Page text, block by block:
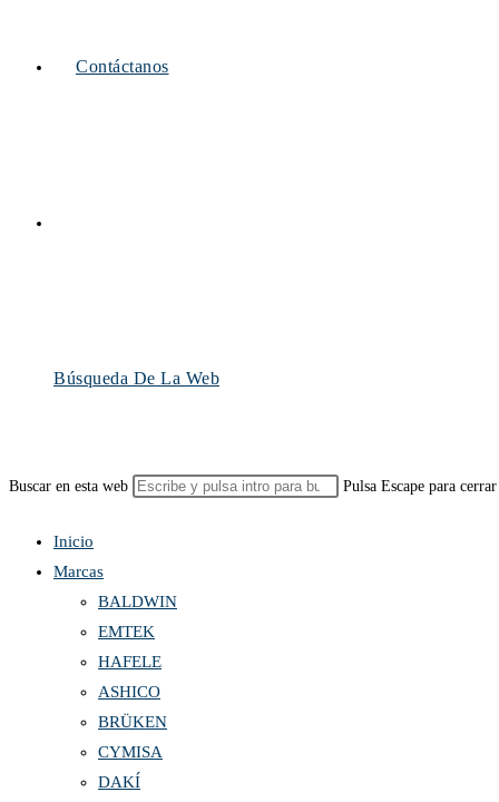
Contáctanos
Búsqueda De La Web
Buscar en esta web Pulsa Escape para
Inicio
Marcas
BALDWIN
EMTEK
HAFELE
ASHICO
BRÜKEN
CYMISA
DAKÍ